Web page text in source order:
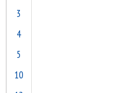
3
4
5
10